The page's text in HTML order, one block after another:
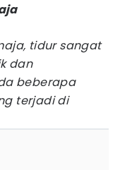
tidur sangat
dan
beberapa
terjadi di